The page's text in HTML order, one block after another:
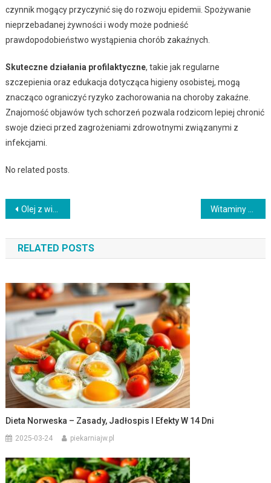
czynnik mogący przyczynić się do rozwoju epidemii. Spożywanie
nieprzebadanej żywności i wody może podnieść
prawdopodobieństwo wystąpienia chorób zakaźnych.
Skuteczne działania profilaktyczne, takie jak regularne
szczepienia oraz edukacja dotycząca higieny osobistej, mogą
znacząco ograniczyć ryzyko zachorowania na choroby zakaźne.
Znajomość objawów tych schorzeń pozwala rodzicom lepiej chronić
swoje dzieci przed zagrożeniami zdrowotnymi związanymi z
infekcjami.
No related posts.
Nawigacja
wpisu
Olej z wiesiołka – zdrowotne właściwości i dawkowanie dla kobiet
RELATED POSTS
Dieta Norweska – Zasady, Jadłospis I Efekty W 14 Dni
2025-03-24 piekarniajw.pl